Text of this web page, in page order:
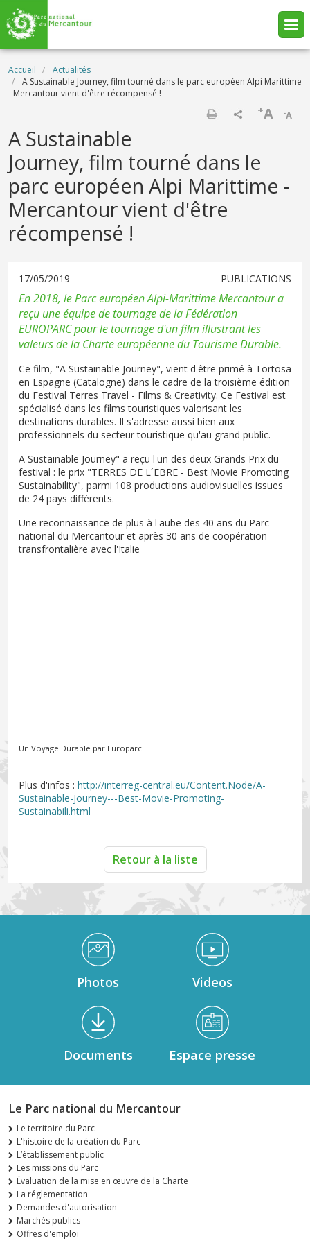
Aller au contenu principal
Fil d'Ariane
Accueil
Actualités
A Sustainable Journey, film tourné dans le parc européen Alpi Marittime
- Mercantour vient d'être récompensé !
-A
+A
A Sustainable
Journey, film tourné dans le
parc européen Alpi Marittime -
Mercantour vient d'être
récompensé !
17/05/2019 PUBLICATIONS
En 2018, le Parc européen Alpi-Marittime Mercantour a
reçu une équipe de tournage de la Fédération
EUROPARC pour le tournage d'un film illustrant les
valeurs de la Charte européenne du Tourisme Durable.
Ce film, "A Sustainable Journey", vient d'être primé à Tortosa
en Espagne (Catalogne) dans le cadre de la troisième édition
du Festival Terres Travel - Films & Creativity. Ce Festival est
spécialisé dans les films touristiques valorisant les
destinations durables. Il s'adresse aussi bien aux
professionnels du secteur touristique qu'au grand public.
A Sustainable Journey" a reçu l'un des deux Grands Prix du
festival : le prix "TERRES DE L´EBRE - Best Movie Promoting
Sustainability", parmi 108 productions audiovisuelles issues
de 24 pays différents.
Une reconnaissance de plus à l'aube des 40 ans du Parc
national du Mercantour et après 30 ans de coopération
transfrontalière avec l'Italie
Un Voyage Durable par Europarc
Plus d'infos : http://interreg-central.eu/Content.Node/A-
Sustainable-Journey---Best-Movie-Promoting-
Sustainabili.html
Retour à la liste
Médiathèque Footer
Photos Videos
Documents Espace presse
Le Parc national du Mercantour
Le territoire du Parc
L'histoire de la création du Parc
L’établissement public
Les missions du Parc
Évaluation de la mise en œuvre de la Charte
La réglementation
Demandes d'autorisation
Marchés publics
Offres d'emploi